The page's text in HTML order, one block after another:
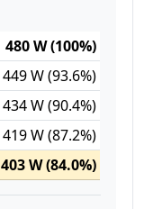
480 W (100%)
449 W (93.6%)
434 W (90.4%)
419 W (87.2%)
403 W (84.0%)